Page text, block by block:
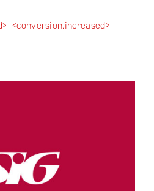
<conversion.increased>